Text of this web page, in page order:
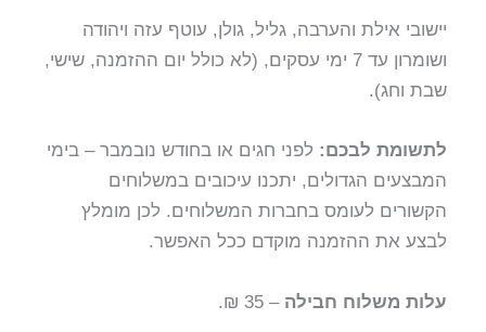
יישובי אילת והערבה, גליל, גולן, עוטף עזה ויהודה
ושומרון עד 7 ימי עסקים, (לא כולל יום ההזמנה, שישי,
שבת וחג).
לתשומת לבכם: לפני חגים או בחודש נובמבר – בימי
המבצעים הגדולים, יתכנו עיכובים במשלוחים
הקשורים לעומס בחברות המשלוחים. לכן מומלץ
לבצע את ההזמנה מוקדם ככל האפשר.
עלות משלוח חבילה – 35 ₪.